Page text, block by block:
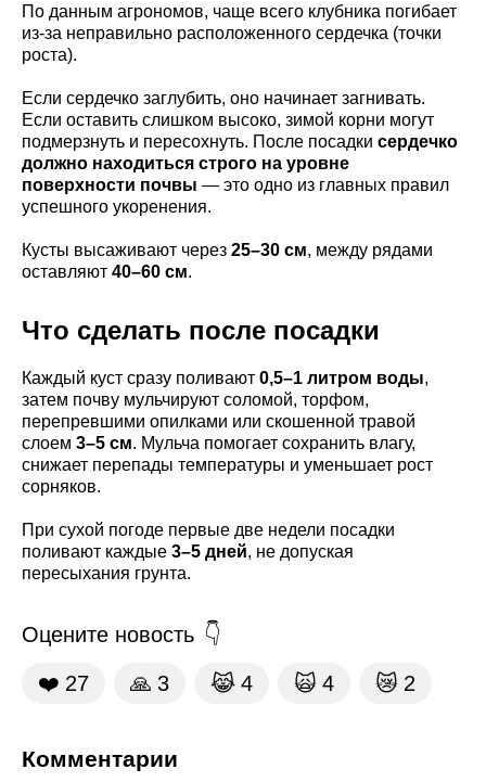
По данным агрономов, чаще всего клубника погибает
из-за неправильно расположенного сердечка (точки
роста).
Если сердечко заглубить, оно начинает загнивать.
Если оставить слишком высоко, зимой корни могут
подмерзнуть и пересохнуть. После посадки сердечко
должно находиться строго на уровне
поверхности почвы — это одно из главных правил
успешного укоренения.
Кусты высаживают через 25–30 см, между рядами
оставляют 40–60 см.
Что сделать после посадки
Каждый куст сразу поливают 0,5–1 литром воды,
затем почву мульчируют соломой, торфом,
перепревшими опилками или скошенной травой
слоем 3–5 см. Мульча помогает сохранить влагу,
снижает перепады температуры и уменьшает рост
сорняков.
При сухой погоде первые две недели посадки
поливают каждые 3–5 дней, не допуская
пересыхания грунта.
Оцените новость
❤️ 27 🙏 3 😹 4 🙀 4 😿 2
Комментарии